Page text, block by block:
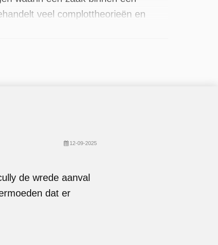
veel complottheorieën en
12-09-2025
de wrede aanval
dat er